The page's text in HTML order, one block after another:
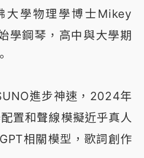
大學物理學博士Mikey
學鋼琴，高中與大學期
進步神速，2024年
置和聲線模擬近乎真人
相關模型，歌詞創作